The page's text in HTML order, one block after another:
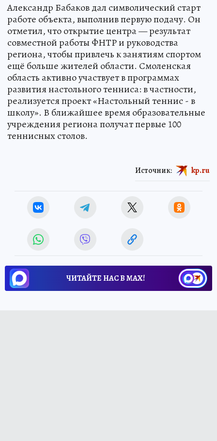
Александр Бабаков дал символический старт
работе объекта, выполнив первую подачу. Он
отметил, что открытие центра — результат
совместной работы ФНТР и руководства
региона, чтобы привлечь к занятиям спортом
ещё больше жителей области. Смоленская
область активно участвует в программах
развития настольного тенниса: в частности,
реализуется проект «Настольный теннис - в
школу». В ближайшее время образовательные
учреждения региона получат первые 100
теннисных столов.
Источник: kp.ru
ЧИТАЙТЕ НАС В МАХ!